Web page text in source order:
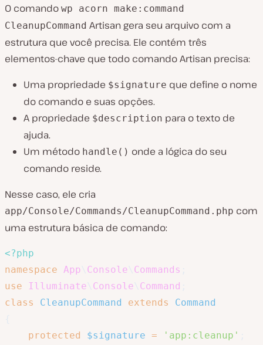
O comando wp acorn make:command
CleanupCommand Artisan gera seu arquivo com a
estrutura que você precisa. Ele contém três
elementos-chave que todo comando Artisan precisa:
Uma propriedade $signature que define o nome
do comando e suas opções.
A propriedade $description para o texto de
ajuda.
Um método handle() onde a lógica do seu
comando reside.
Nesse caso, ele cria
app/Console/Commands/CleanupCommand.php com
uma estrutura básica de comando:
<?php
namespace
App Console Commands
use
Illuminate Console Command
class
CleanupCommand extends
Command
protected
$signature = 'app:cleanup'